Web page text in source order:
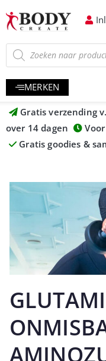
MERKEN
Gratis verzending
over 14 dagen
Gratis goodies &